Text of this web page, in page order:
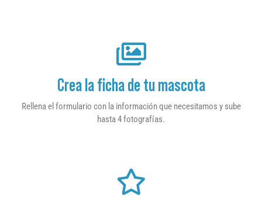
Crea la ficha de tu mascota
Rellena el formulario con la información que necesitamos y sube
hasta 4 fotografías.